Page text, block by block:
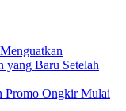
Baru Setelah
Promo Ongkir Mulai